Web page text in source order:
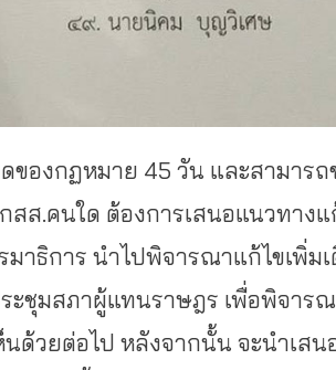
องกฏหมาย 45 วัน และสามารถ
สส.คนใด ต้องการเสนอแนวทาง
าธิการ นำไปพิจารณาแก้ไขเพิ่ม
ะชุมสภาผู้แทนราษฎร เพื่อพิจาร
ด้วยต่อไป หลังจากนั้น จะนำเสน